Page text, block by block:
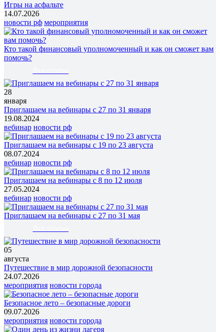
Игры на асфальте
14.07.2026
новости рф мероприятия
Кто такой финансовый уполномоченный и как он сможет вам
помочь?
28
января
Приглашаем на вебинары с 27 по 31 января
19.08.2024
вебинар новости рф
Приглашаем на вебинары с 19 по 23 августа
08.07.2024
вебинар новости рф
Приглашаем на вебинары с 8 по 12 июля
27.05.2024
вебинар новости рф
Приглашаем на вебинары с 27 по 31 мая
05
августа
Путешествие в мир дорожной безопасности
24.07.2026
мероприятия новости города
Безопасное лето – безопасные дороги
09.07.2026
мероприятия новости города